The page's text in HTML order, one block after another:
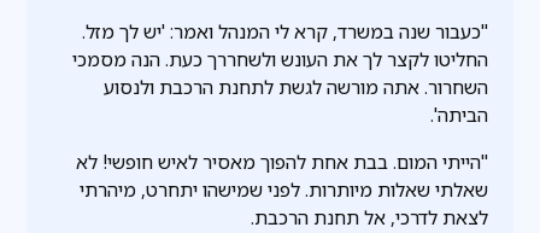
"כעבור שנה במשרד, קרא לי המנהל ואמר: 'יש לך מזל.
החליטו לקצר לך את העונש ולשחררך כעת. הנה מסמכי
השחרור. אתה מורשה לגשת לתחנת הרכבת ולנסוע
הביתה'.
"הייתי המום. בבת אחת להפוך מאסיר לאיש חופשי! לא
שאלתי שאלות מיותרות. לפני שמישהו יתחרט, מיהרתי
לצאת לדרכי, אל תחנת הרכבת.